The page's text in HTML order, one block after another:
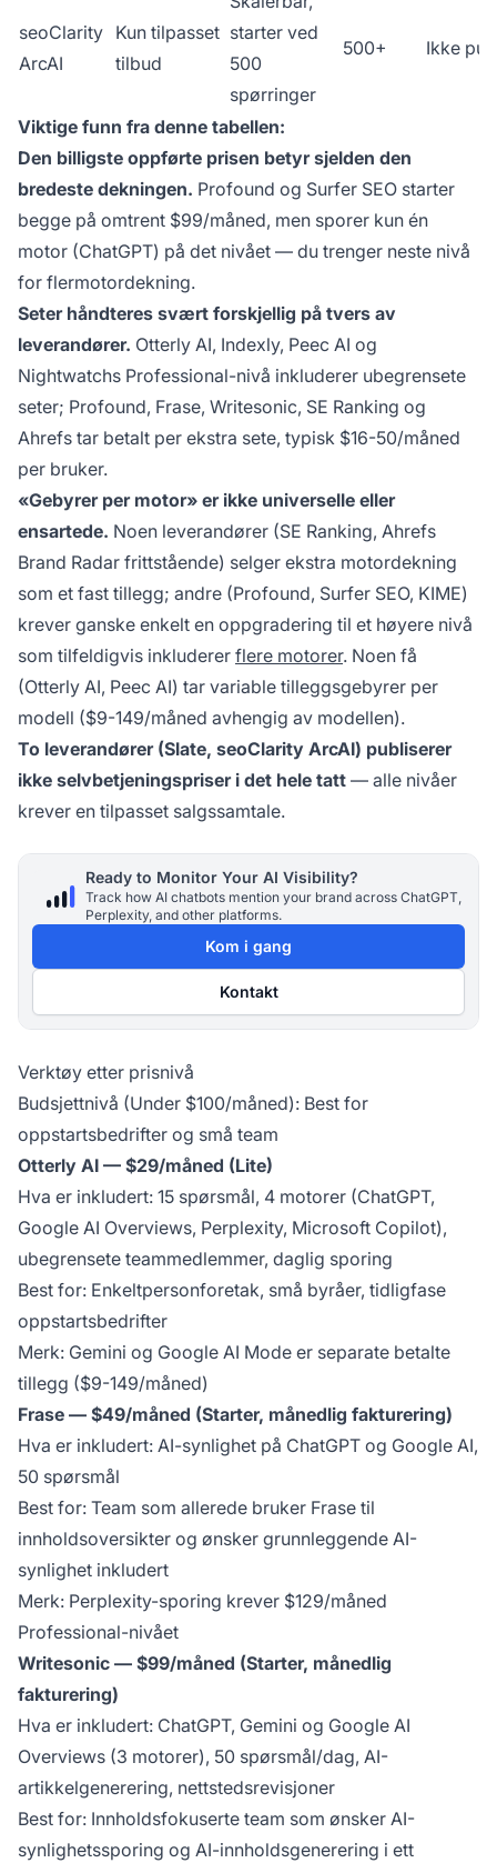
seoClarity
ArcAI
Kun tilpasset
tilbud
starter ved
500
spørringer
500+ Ikke
Viktige funn fra denne tabellen:
Den billigste oppførte prisen betyr sjelden den
bredeste dekningen. Profound og Surfer SEO starter
begge på omtrent $99/måned, men sporer kun én
motor (ChatGPT) på det nivået — du trenger neste nivå
for flermotordekning.
Seter håndteres svært forskjellig på tvers av
leverandører. Otterly AI, Indexly, Peec AI og
Nightwatchs Professional-nivå inkluderer ubegrensete
seter; Profound, Frase, Writesonic, SE Ranking og
Ahrefs tar betalt per ekstra sete, typisk $16-50/måned
per bruker.
«Gebyrer per motor» er ikke universelle eller
ensartede. Noen leverandører (SE Ranking, Ahrefs
Brand Radar frittstående) selger ekstra motordekning
som et fast tillegg; andre (Profound, Surfer SEO, KIME)
krever ganske enkelt en oppgradering til et høyere nivå
som tilfeldigvis inkluderer flere motorer. Noen få
(Otterly AI, Peec AI) tar variable tilleggsgebyrer per
modell ($9-149/måned avhengig av modellen).
To leverandører (Slate, seoClarity ArcAI) publiserer
ikke selvbetjeningspriser i det hele tatt — alle nivåer
krever en tilpasset salgssamtale.
Ready to Monitor Your AI Visibility?
Track how AI chatbots mention your brand across ChatGPT,
Perplexity, and other platforms.
Kom i gang
Kontakt
Verktøy etter prisnivå
Budsjettnivå (Under $100/måned): Best for
oppstartsbedrifter og små team
Otterly AI — $29/måned (Lite)
Hva er inkludert: 15 spørsmål, 4 motorer (ChatGPT,
Google AI Overviews, Perplexity, Microsoft Copilot),
ubegrensete teammedlemmer, daglig sporing
Best for: Enkeltpersonforetak, små byråer, tidligfase
oppstartsbedrifter
Merk: Gemini og Google AI Mode er separate betalte
tillegg ($9-149/måned)
Frase — $49/måned (Starter, månedlig fakturering)
Hva er inkludert: AI-synlighet på ChatGPT og Google AI,
50 spørsmål
Best for: Team som allerede bruker Frase til
innholdsoversikter og ønsker grunnleggende AI-
synlighet inkludert
Merk: Perplexity-sporing krever $129/måned
Professional-nivået
Writesonic — $99/måned (Starter, månedlig
fakturering)
Hva er inkludert: ChatGPT, Gemini og Google AI
Overviews (3 motorer), 50 spørsmål/dag, AI-
artikkelgenerering, nettstedsrevisjoner
Best for: Innholdsfokuserte team som ønsker AI-
synlighetssporing og AI-innholdsgenerering i ett